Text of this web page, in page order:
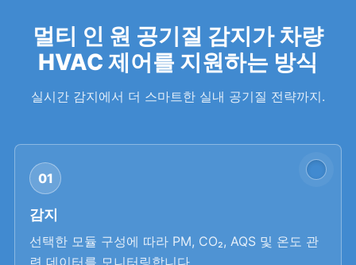
멀티 인 원 공기질 감지가 차량
HVAC 제어를 지원하는 방식
실시간 감지에서 더 스마트한 실내 공기질 전략까지.
01
감지
선택한 모듈 구성에 따라 PM, CO₂, AQS 및 온도 관
련 데이터를 모니터링합니다.